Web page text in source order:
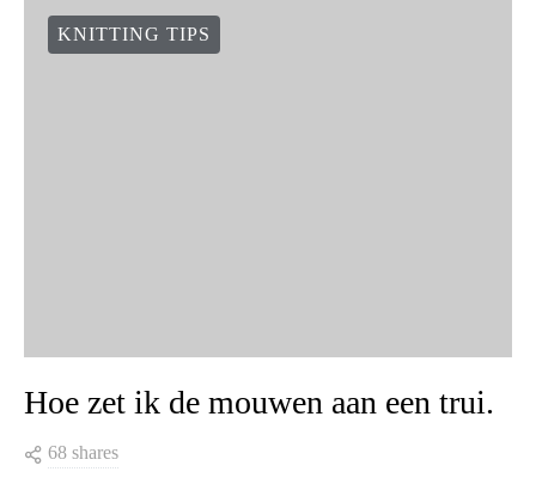
KNITTING TIPS
Hoe zet ik de mouwen aan een trui.
68 shares